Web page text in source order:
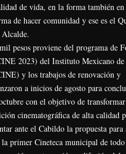
de vida, en la forma también
de hacer comunidad y ese es el
Alcalde.
pesos proviene del programa de
2023) del Instituto Mexicano de
y los trabajos de renovación y
a inicios de agosto para
con el objetivo de
cinematográfica de alta calidad
ante el Cabildo la propuesta para
primer Cineteca municipal de